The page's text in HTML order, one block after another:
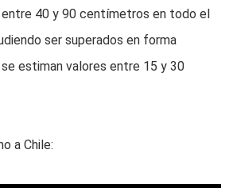
entre 40 y 90 centímetros en todo el
ser superados en forma
estiman valores entre 15 y 30
a Chile: